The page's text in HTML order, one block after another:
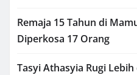
Remaja 15 Tahun di
Diperkosa 17 Orang
Tasyi Athasyia Rugi